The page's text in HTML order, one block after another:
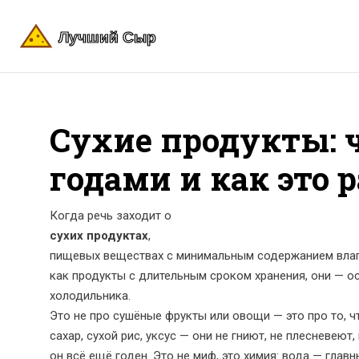
Сухие продукты:
годами и как это
Когда речь заходит о
сухих продуктах,
пищевых веществах с минимальным содержанием
как продукты с длительным сроком хранения, они —
холодильника.
Это не про сушёные фрукты или овощи — это про то,
сахар, сухой рис, уксус — они не гниют, не
он всё ещё годен. Это не миф, это химия: вода —